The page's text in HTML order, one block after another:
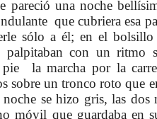
pareció una noche
que cubriera esa
sólo a él; en el
palpitaban con un ritmo
la marcha por la
sobre un tronco roto que
noche se hizo gris, las dos
móvil que guardaba en